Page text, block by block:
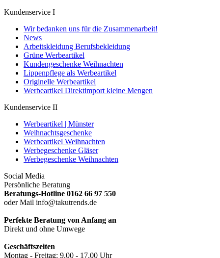
Kundenservice I
Wir bedanken uns für die Zusammenarbeit!
News
Arbeitskleidung Berufsbekleidung
Grüne Werbeartikel
Kundengeschenke Weihnachten
Lippenpflege als Werbeartikel
Originelle Werbeartikel
Werbeartikel Direktimport kleine Mengen
Kundenservice II
Werbeartikel | Münster
Weihnachtsgeschenke
Werbeartikel Weihnachten
Werbegeschenke Gläser
Werbegeschenke Weihnachten
Social Media
Persönliche Beratung
Beratungs-Hotline 0162 66 97 550
oder Mail info@takutrends.de
Perfekte Beratung von Anfang an
Direkt und ohne Umwege
Geschäftszeiten
Montag - Freitag: 9.00 - 17.00 Uhr